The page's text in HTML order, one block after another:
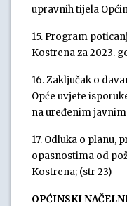
upravnih tijela
15. Program
Kostrena za 2023.
16. Zaključak o
Opće uvjete
na uređenim
17. Odluka o planu,
opasnostima od
Kostrena; (str 23)
OPĆINSKI